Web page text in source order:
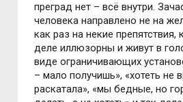
преград нет – всё внутри.
человека направлено не на
как раз на некие
деле иллюзорны и живут в
виде ограничивающих
– мало получишь», «хотеть не
раскатала», «мы бедные, но